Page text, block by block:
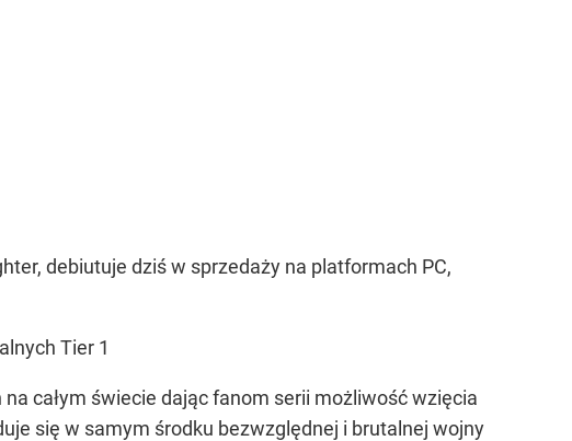
debiutuje dziś w sprzedaży na platformach PC,
Tier 1
całym świecie dając fanom serii możliwość wzięcia
się w samym środku bezwzględnej i brutalnej wojny